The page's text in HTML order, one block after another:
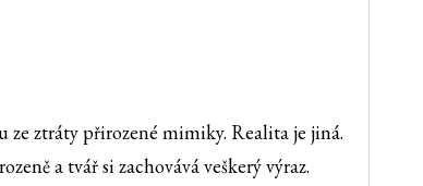
ztráty přirozené mimiky. Realita je jiná.
a tvář si zachovává veškerý výraz.